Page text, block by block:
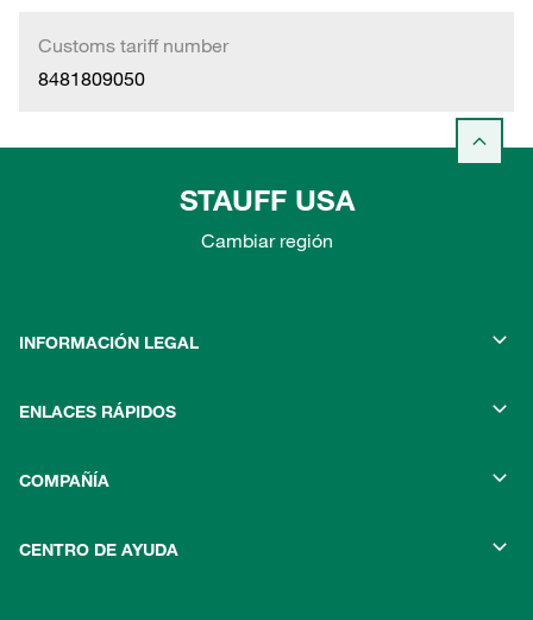
Customs tariff number
8481809050
STAUFF USA
Cambiar región
INFORMACIÓN LEGAL
ENLACES RÁPIDOS
COMPAÑÍA
CENTRO DE AYUDA